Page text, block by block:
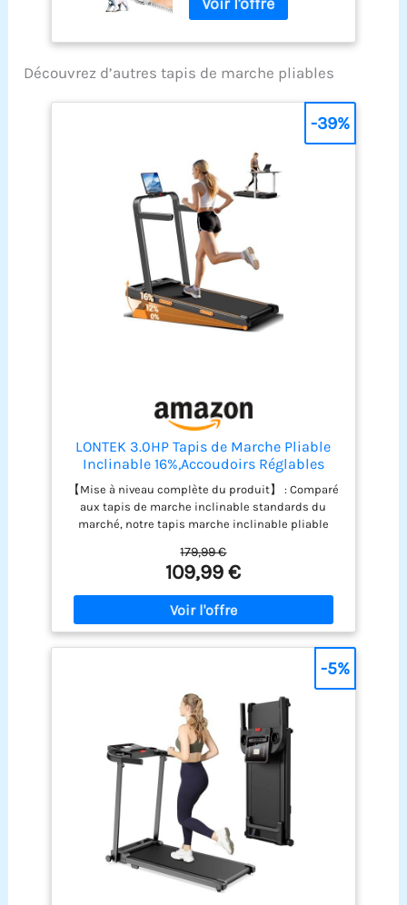
Découvrez d’autres tapis de marche pliables
LONTEK 3.0HP Tapis de Marche Pliable
Inclinable 16%,Accoudoirs Réglables
【Mise à niveau complète du produit】 : Comparé
aux tapis de marche inclinable standards du
marché, notre tapis marche inclinable pliable
3 niveaux (max 16%), un moteur sans balais de 3.0
CV (vitesse max 10 km/h), un plateau (2 couches)
et une bande de course (6 couches). Il dispose
également de reposabrazos ajustables pour plus
de confort ; avec son panneau LED intuitif et
télécommande magnétique, ce tapis roulant
pliable vous permet d’entraîner efficacement et
d'absorption des chocs et faible niveau sonore
pour protéger les genoux】 : Ce tapis pliable de
marche silencieux est doté d'un système
d'absorption des chocs multicouche. plateau de
course à 2 couches et bande de course à 7
couches réduisent efficacement les vibrations.
Équipé de huit amortisseurs internes en silicone
et de quatre coussinets externes en caoutchouc
alvéolé, il protège efficacement les genoux tout en
réduisant les niveaux sonores en dessous de 45
décibels, Vous pouvez donc l'utiliser la nuit sans
déranger vos voisins. 【Assurance qualité et
179,99 €
109,99 €
-39%
-5%